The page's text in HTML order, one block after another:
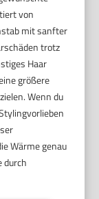
von
mit sanfter
trotz
Haar
größere
Wenn du
Wärme genau
durch